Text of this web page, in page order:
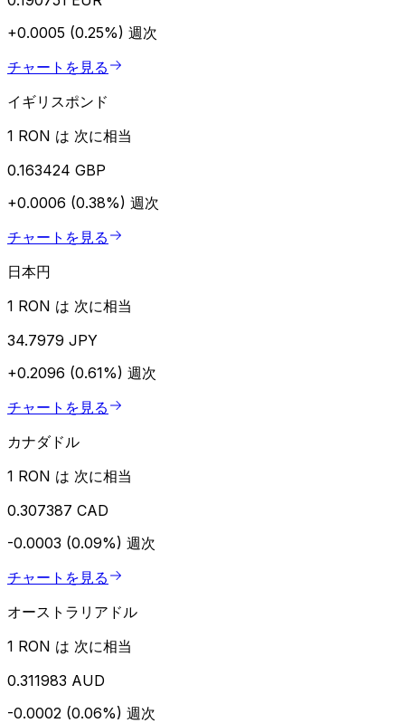
+0.0005 (0.25%) 週次
チャートを見る
イギリスポンド
1 RON は 次に相当
0.163424 GBP
+0.0006 (0.38%) 週次
チャートを見る
日本円
1 RON は 次に相当
34.7979 JPY
+0.2096 (0.61%) 週次
チャートを見る
カナダドル
1 RON は 次に相当
0.307387 CAD
-0.0003 (0.09%) 週次
チャートを見る
オーストラリアドル
1 RON は 次に相当
0.311983 AUD
-0.0002 (0.06%) 週次